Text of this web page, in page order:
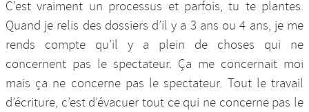
C’est vraiment un processus et parfois, tu te plantes.
Quand je relis des dossiers d’il y a 3 ans ou 4 ans, je me
rends compte qu’il y a plein de choses qui ne
concernent pas le spectateur. Ça me concernait moi
mais ça ne concerne pas le spectateur. Tout le travail
d’écriture, c’est d’évacuer tout ce qui ne concerne pas le